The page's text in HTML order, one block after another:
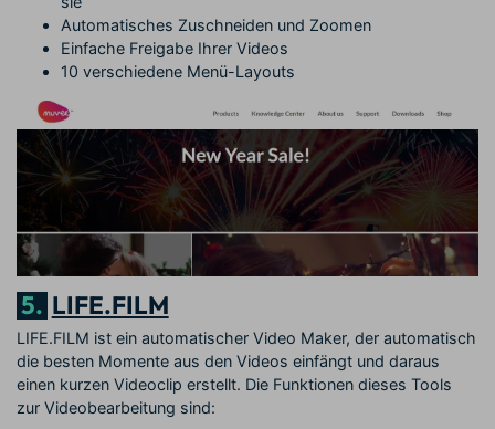
Automatisches Zuschneiden und Zoomen
Einfache Freigabe Ihrer Videos
10 verschiedene Menü-Layouts
5. LIFE.FILM
LIFE.FILM ist ein automatischer Video Maker, der automatisch
die besten Momente aus den Videos einfängt und daraus
einen kurzen Videoclip erstellt. Die Funktionen dieses Tools
zur Videobearbeitung sind: